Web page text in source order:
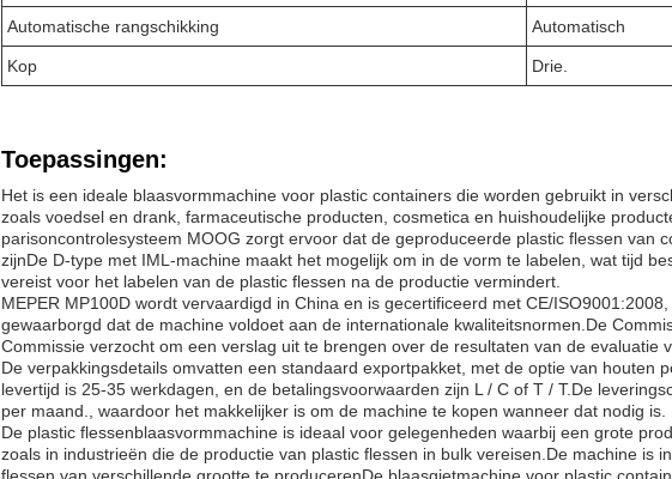
Automatische rangschikking Automatisch
Kop Drie.
Toepassingen:
Het is een ideale blaasvormmachine voor plastic containers die worden gebruikt in
zoals voedsel en drank, farmaceutische producten, cosmetica en huishoudelijke
parisoncontrolesysteem MOOG zorgt ervoor dat de geproduceerde plastic flessen van
zijnDe D-type met IML-machine maakt het mogelijk om in de vorm te labelen, wat tijd
vereist voor het labelen van de plastic flessen na de productie vermindert.
MEPER MP100D wordt vervaardigd in China en is gecertificeerd met CE/
gewaarborgd dat de machine voldoet aan de internationale kwaliteitsnormen.De
Commissie verzocht om een verslag uit te brengen over de resultaten van de evaluatie
De verpakkingsdetails omvatten een standaard exportpakket, met de optie van houten
levertijd is 25-35 werkdagen, en de betalingsvoorwaarden zijn L / C of T / T.De
per maand., waardoor het makkelijker is om de machine te kopen wanneer dat nodig is.
De plastic flessenblaasvormmachine is ideaal voor gelegenheden waarbij een grote
zoals in industrieën die de productie van plastic flessen in bulk vereisen.De machine is